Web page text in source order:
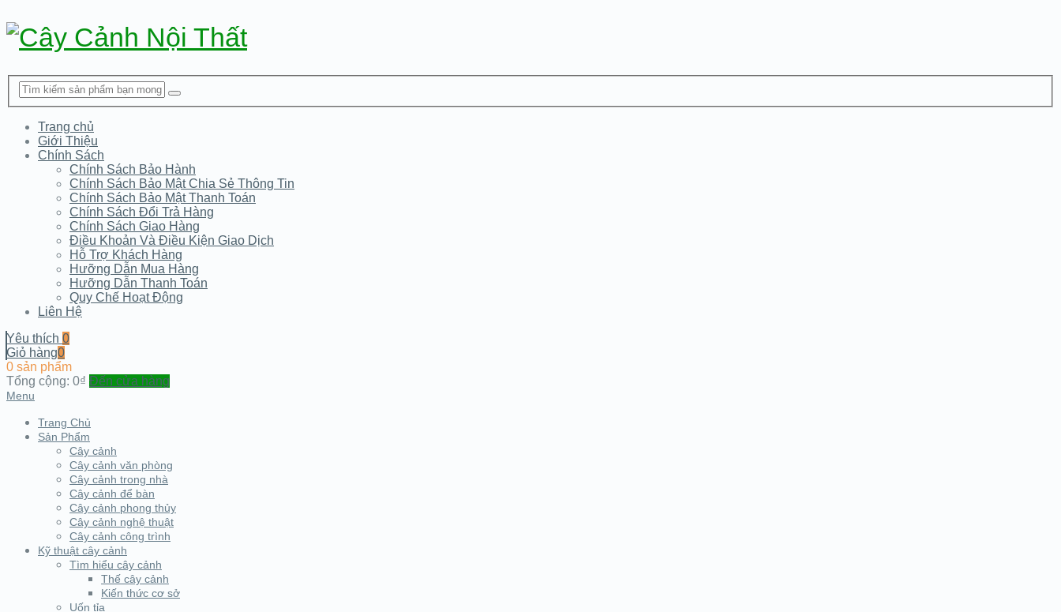
Trang chủ
Giới Thiệu
Chính Sách
Chính Sách Bảo Hành
Chính Sách Bảo Mật Chia Sẻ Thông Tin
Chính Sách Bảo Mật Thanh Toán
Chính Sách Đổi Trả Hàng
Chính Sách Giao Hàng
Điều Khoản Và Điều Kiện Giao Dịch
Hỗ Trợ Khách Hàng
Hưỡng Dẫn Mua Hàng
Hưỡng Dẫn Thanh Toán
Quy Chế Hoạt Động
Liên Hệ
Yêu thích 0
Giỏ hàng0
0 sản phẩm
Tổng cộng: 0₫ Đến cửa hàng
Menu
Trang Chủ
Sản Phẩm
Cây cảnh
Cây cảnh văn phòng
Cây cảnh trong nhà
Cây cảnh để bàn
Cây cảnh phong thủy
Cây cảnh nghệ thuật
Cây cảnh công trình
Kỹ thuật cây cảnh
Tìm hiểu cây cảnh
Thế cây cảnh
Kiến thức cơ sở
Uốn tỉa